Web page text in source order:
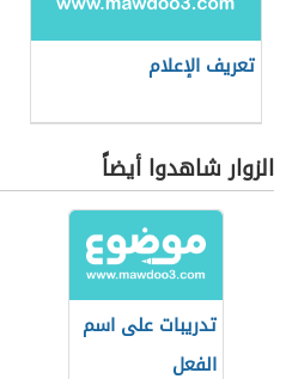
تعريف الإعلام
الزوار شاهدوا أيضاً
تدريبات على اسم
الفعل